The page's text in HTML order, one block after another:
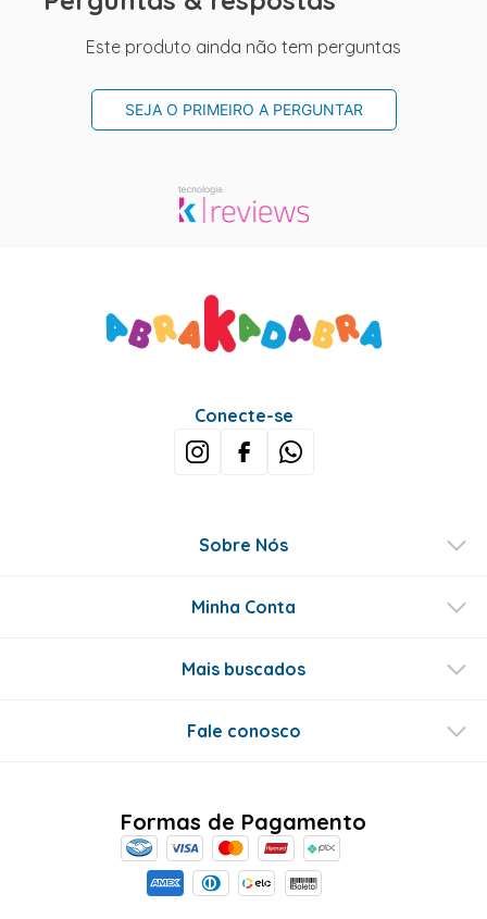
Este produto ainda não tem perguntas
SEJA O PRIMEIRO A PERGUNTAR
Conecte-se
Sobre Nós
Minha Conta
Mais buscados
Fale conosco
Formas de Pagamento